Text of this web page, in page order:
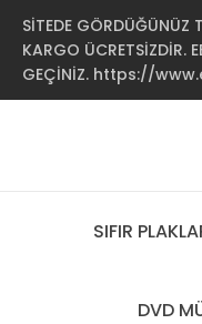
SİTEDE GÖRDÜĞÜNÜZ
KARGO ÜCRETSİZDİR.
GEÇİNİZ. https://
SIFIR
DVD